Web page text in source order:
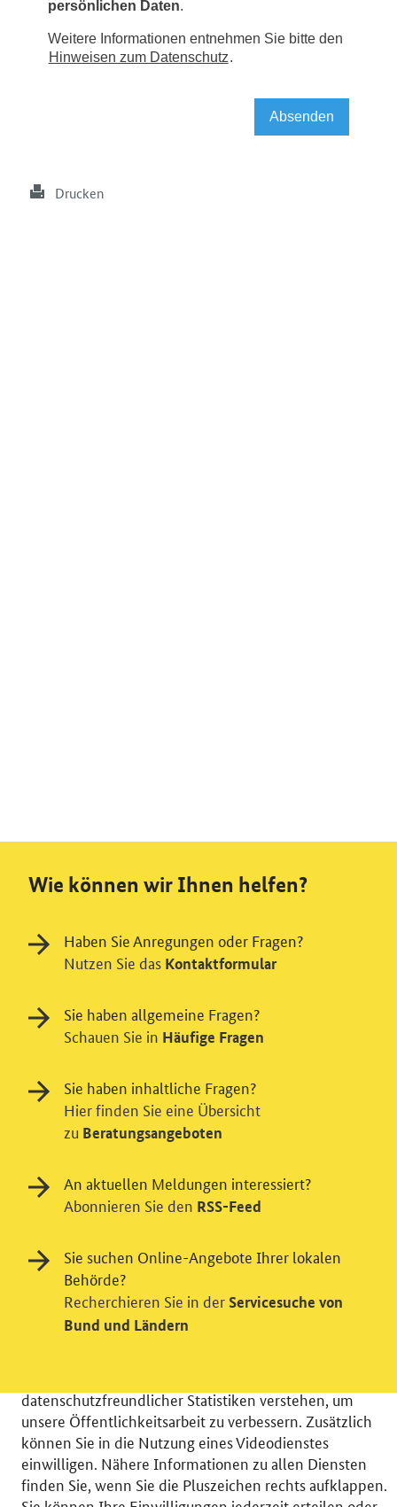
Drucken
© 2026 Bundesministerium für Wirtschaft und Energie
Einwilligung in Tracking und / oder
Videodienst
Wir bitten Sie an dieser Stelle um Ihre Einwilligung für
datenschutzfreundlicher Statistiken verstehen, um
unsere Öffentlichkeitsarbeit zu verbessern. Zusätzlich
können Sie in die Nutzung eines Videodienstes
einwilligen. Nähere Informationen zu allen Diensten
finden Sie, wenn Sie die Pluszeichen rechts aufklappen.
Wie können wir Ihnen helfen?
Haben Sie Anregungen oder Fragen?
Nutzen Sie das Kontaktformular
Sie haben allgemeine Fragen?
Schauen Sie in Häufige Fragen
Sie haben inhaltliche Fragen?
Hier finden Sie eine Übersicht
zu Beratungsangeboten
An aktuellen Meldungen interessiert?
Abonnieren Sie den RSS-Feed
Sie suchen Online-Angebote Ihrer lokalen
Behörde?
Recherchieren Sie in der Servicesuche von
Bund und Ländern